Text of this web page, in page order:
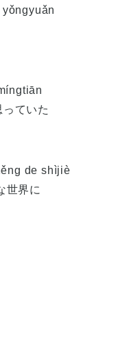
ていた
de shìjiè
世界に